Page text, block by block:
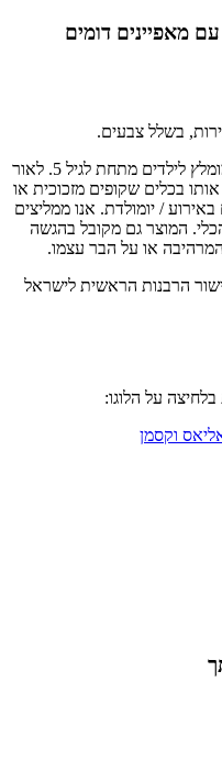
עם מאפיינים דומים
בשלל צבעים.
גודל המסטיק הינו 25 מ"מ. המוצר אינו מומלץ לילדים מתחת לגיל 5. לאור
בכלים שקופים מזכוכית או
/ יומולדת. אנו ממליצים
המוצר גם מקובל בהגשה
המרהיבה או על הבר עצמו.
על הלוגו: